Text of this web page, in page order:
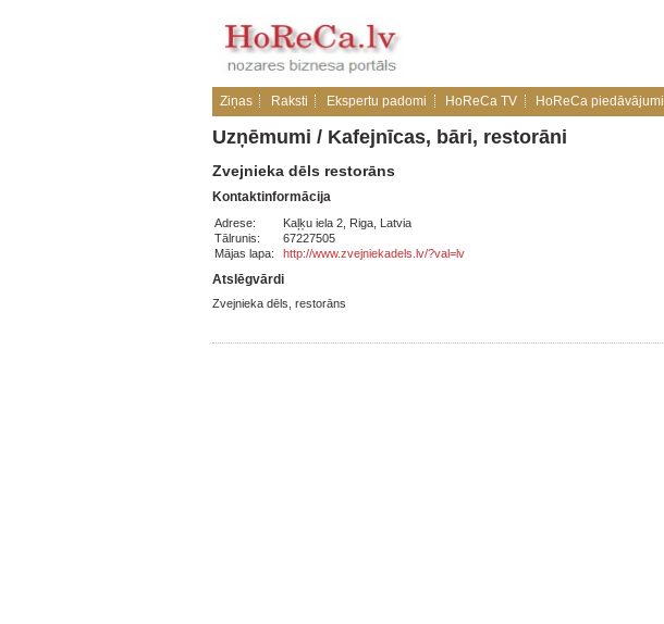
Ziņas Raksti Ekspertu padomi HoReCa TV HoReCa piedāvājumi
Uzņēmumi / Kafejnīcas, bāri, restorāni
Zvejnieka dēls restorāns
Kontaktinformācija
Adrese:
Kaļķu iela 2, Riga, Latvia
Tālrunis:
67227505
Mājas lapa:
http://www.zvejniekadels.lv/?val=lv
Atslēgvārdi
Zvejnieka dēls, restorāns